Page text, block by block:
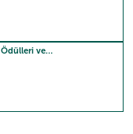
Ödülleri ve…